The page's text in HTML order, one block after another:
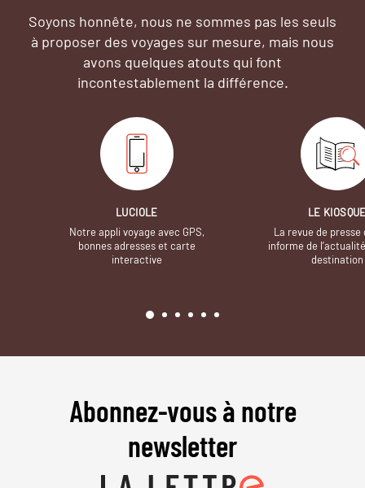
Soyons honnête, nous ne sommes pas les seuls
à proposer des voyages sur mesure, mais nous
avons quelques atouts qui font
incontestablement la différence.
LUCIOLE
Notre appli voyage avec GPS,
bonnes adresses et carte
interactive
LE
La revue de presse
informe de
destination
Abonnez-vous à notre
newsletter